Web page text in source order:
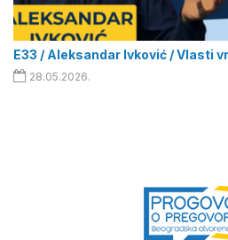
E33 / Aleksandar Ivković / Vlasti
28.05.2026.